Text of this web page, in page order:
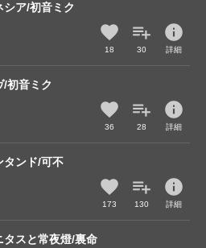
シア/初音ミク
18 30
info
詳細
/初音ミク
36 28
info
詳細
タンド/可不
173 130
info
詳細
タスと常夜燈/裏命